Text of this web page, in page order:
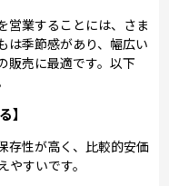
営業することには、さま
は季節感があり、幅広い
販売に最適です。以下
】
存性が高く、比較的安価
すいです。